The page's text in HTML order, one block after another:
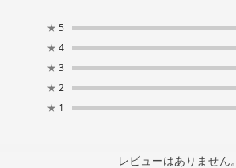
★ 5
★ 4
★ 3
★ 2
★ 1
レビューはありません。